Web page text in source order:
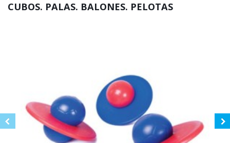
CUBOS. PALAS. BALONES. PELOTAS